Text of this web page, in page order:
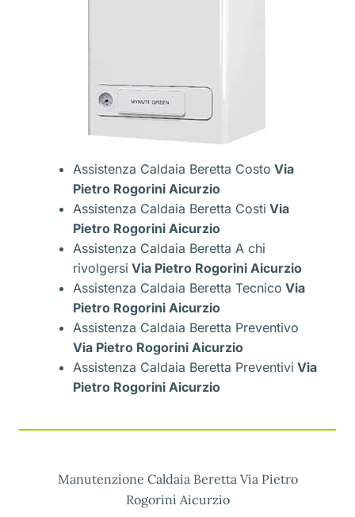
Assistenza Caldaia Beretta Costo Via
Pietro Rogorini Aicurzio
Assistenza Caldaia Beretta Costi Via
Pietro Rogorini Aicurzio
Assistenza Caldaia Beretta A chi
rivolgersi Via Pietro Rogorini Aicurzio
Assistenza Caldaia Beretta Tecnico Via
Pietro Rogorini Aicurzio
Assistenza Caldaia Beretta Preventivo
Via Pietro Rogorini Aicurzio
Assistenza Caldaia Beretta Preventivi Via
Pietro Rogorini Aicurzio
Manutenzione Caldaia Beretta Via Pietro
Rogorini Aicurzio